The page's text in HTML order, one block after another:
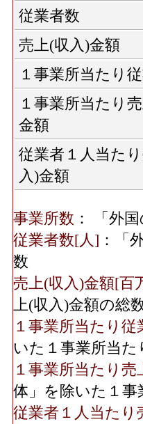
従業者数
売上(収入)金額
１事業所当たり
１事業所当たり
金額
従業者１人当た
入)金額
事業所数 ： 「外
従業者数[人] ：「
数
売上(収入)金額[百
上(収入)金額の総
１事業所当たり従
いた１事業所当た
１事業所当たり
体」を除いた１事
従業者１人当たり